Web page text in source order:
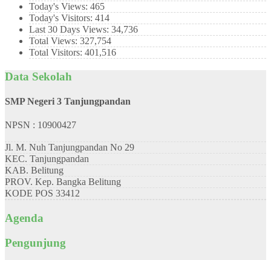
Today's Views: 465
Today's Visitors: 414
Last 30 Days Views: 34,736
Total Views: 327,754
Total Visitors: 401,516
Data Sekolah
SMP Negeri 3 Tanjungpandan
NPSN : 10900427
Jl. M. Nuh Tanjungpandan No 29
KEC. Tanjungpandan
KAB. Belitung
PROV. Kep. Bangka Belitung
KODE POS 33412
Agenda
Pengunjung